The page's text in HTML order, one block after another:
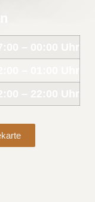
– 00:00 Uhr
– 22:00 Uhr